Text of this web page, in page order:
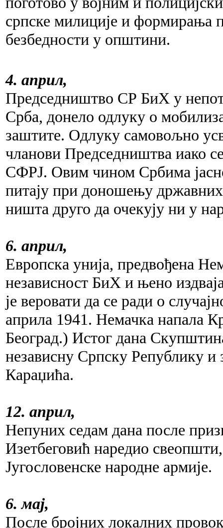
српске милиције и формирања
безбедности у општини.
4. април,
Председништво СР БиХ у
Срба, донело одлуку о
заштите. Одлуку самовољно
чланови Председништва иако
СФРЈ. Овим чином Србима
питају при доношењу
ништа друго да очекују ни у
6. април,
Европска унија, предвођена
независност БиХ и њено
је веровати да се ради о
априла 1941. Немачка напала
Београд.) Истог дана
независну Српску Републику и
Караџића.
12. април,
Непуних седам дана после
Изетбеговић наредио
Југословенске народне армије.
6. мај,
После бројних локалних